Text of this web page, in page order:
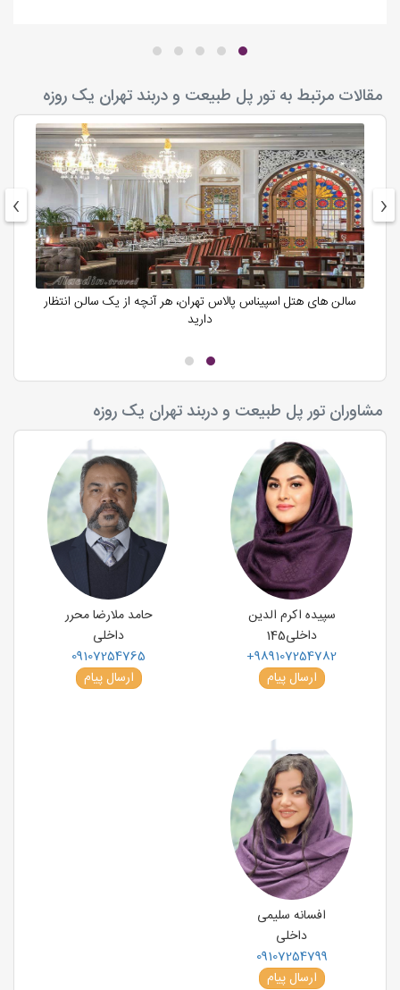
مقالات مرتبط به تور پل طبیعت و دربند تهران یک روزه
سالن های هتل اسپیناس پالاس تهران، هر آنچه از یک سالن انتظار
دارید
‹
›
مشاوران تور پل طبیعت و دربند تهران یک روزه
سپیده اکرم الدین
داخلی145
+989107254782
ارسال پیام
حامد ملارضا محرر
داخلی
09107254765
ارسال پیام
افسانه سلیمی
داخلی
09107254799
ارسال پیام